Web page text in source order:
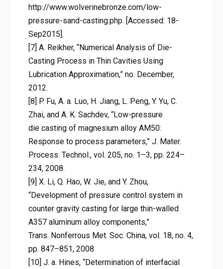
http://www.wolverinebronze.com/low-
pressure-sand-casting.php. [Accessed: 18-
Sep2015].
[7] A. Reikher, “Numerical Analysis of Die-
Casting Process in Thin Cavities Using
Lubrication Approximation,” no. December,
2012.
[8] P. Fu, A. a. Luo, H. Jiang, L. Peng, Y. Yu, C.
Zhai, and A. K. Sachdev, “Low-pressure
die casting of magnesium alloy AM50:
Response to process parameters,” J. Mater.
Process. Technol., vol. 205, no. 1–3, pp. 224–
234, 2008.
[9] X. Li, Q. Hao, W. Jie, and Y. Zhou,
“Development of pressure control system in
counter gravity casting for large thin-walled
A357 aluminum alloy components,”
Trans. Nonferrous Met. Soc. China, vol. 18, no. 4,
pp. 847–851, 2008.
[10] J. a. Hines, “Determination of interfacial